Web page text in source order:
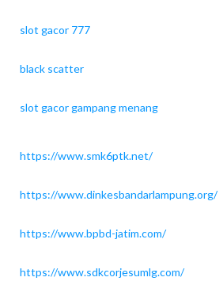
slot gacor 777
black scatter
slot gacor gampang menang
https://www.smk6ptk.net/
https://www.dinkesbandarlampung.org/
https://www.bpbd-jatim.com/
https://www.sdkcorjesumlg.com/